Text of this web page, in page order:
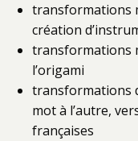
transformations
création
transformations
l’origami
transformations
mot à l’autre,
françaises